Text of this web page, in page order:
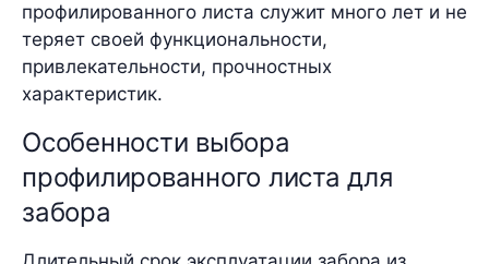
профилированного листа служит много лет и не
теряет своей функциональности,
привлекательности, прочностных
характеристик.
Особенности выбора
профилированного листа для
забора